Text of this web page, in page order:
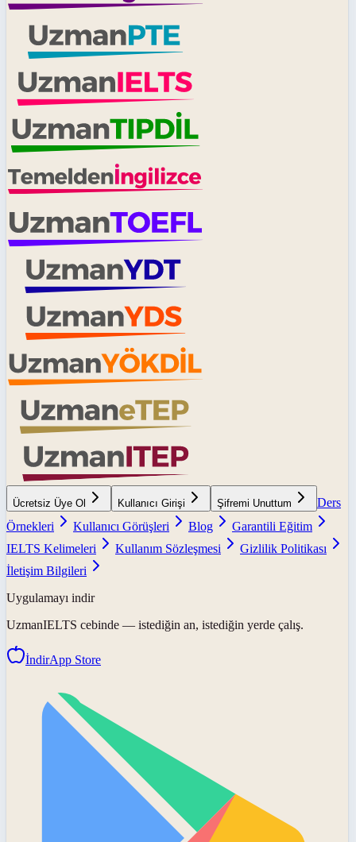
Ücretsiz Üye Ol Kullanıcı Girişi Şifremi Unuttum
Ders
Örnekleri
Kullanıcı Görüşleri Blog
Garantili Eğitim
IELTS Kelimeleri
Kullanım Sözleşmesi
Gizlilik Politikası
İletişim Bilgileri
Uygulamayı indir
UzmanIELTS cebinde — istediğin an, istediğin yerde çalış.
İndirApp Store